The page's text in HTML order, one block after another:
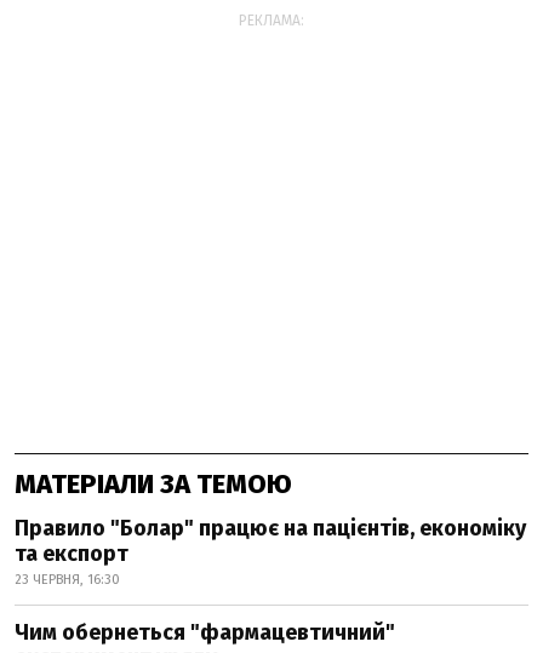
РЕКЛАМА:
МАТЕРІАЛИ ЗА ТЕМОЮ
Правило "Болар" працює на пацієнтів, економіку
та експорт
23 ЧЕРВНЯ, 16:30
Чим обернеться "фармацевтичний"